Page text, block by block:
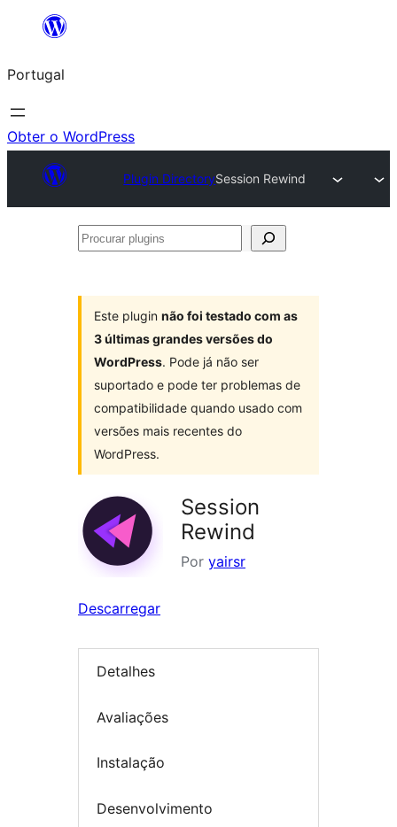
Saltar
o
conteúdo
Portugal
Obter o WordPress
Plugin DirectorySession Rewind
Procurar
Este plugin não foi testado com as
3 últimas grandes versões do
WordPress. Pode já não ser
suportado e pode ter problemas de
compatibilidade quando usado com
versões mais recentes do
WordPress.
Session
Rewind
Por yairsr
Descarregar
Detalhes
Avaliações
Instalação
Desenvolvimento